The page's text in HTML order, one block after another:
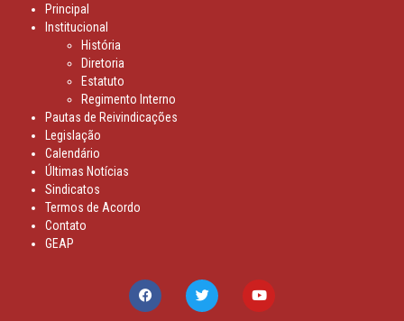
Principal
Institucional
História
Diretoria
Estatuto
Regimento Interno
Pautas de Reivindicações
Legislação
Calendário
Últimas Notícias
Sindicatos
Termos de Acordo
Contato
GEAP